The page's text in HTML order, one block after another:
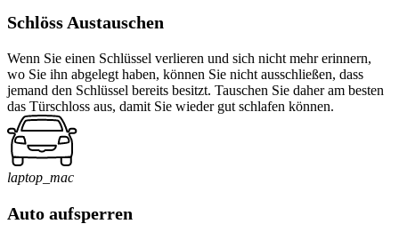
Schlöss Austauschen
Wenn Sie einen Schlüssel verlieren und sich nicht mehr erinnern,
wo Sie ihn abgelegt haben, können Sie nicht ausschließen, dass
jemand den Schlüssel bereits besitzt. Tauschen Sie daher am besten
das Türschloss aus, damit Sie wieder gut schlafen können.
laptop_mac
Auto aufsperren